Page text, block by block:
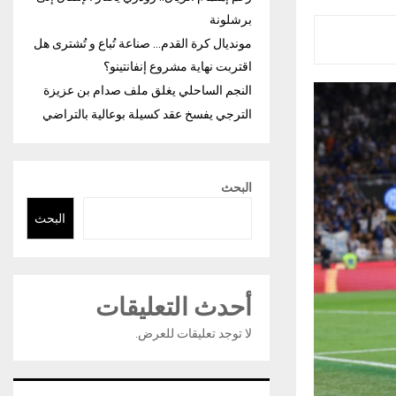
برشلونة
مونديال كرة القدم… صناعة تُباع و تُشترى هل
اقتربت نهاية مشروع إنفانتينو؟
النجم الساحلي يغلق ملف صدام بن عزيزة
الترجي يفسخ عقد كسيلة بوعالية بالتراضي
البحث
البحث
أحدث التعليقات
لا توجد تعليقات للعرض.